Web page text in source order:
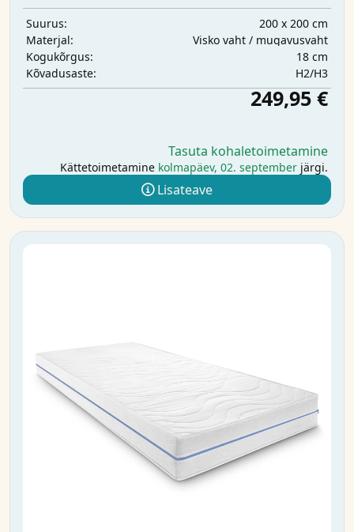
Suurus:
200 x 200 cm
Materjal:
Visko vaht / mugavusvaht
Kogukõrgus:
18 cm
Kõvadusaste:
H2/H3
249,95 €
Tasuta kohaletoimetamine
Kättetoimetamine kolmapäev, 02. september järgi.
Lisateave